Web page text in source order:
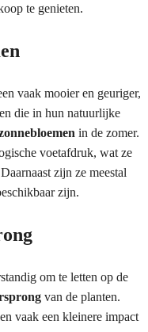
te genieten.
vaak mooier en geuriger,
die in hun natuurlijke
in de zomer.
voetafdruk, wat ze
zijn ze meestal
zijn.
om te letten op de
van de planten.
vaak een kleinere impact